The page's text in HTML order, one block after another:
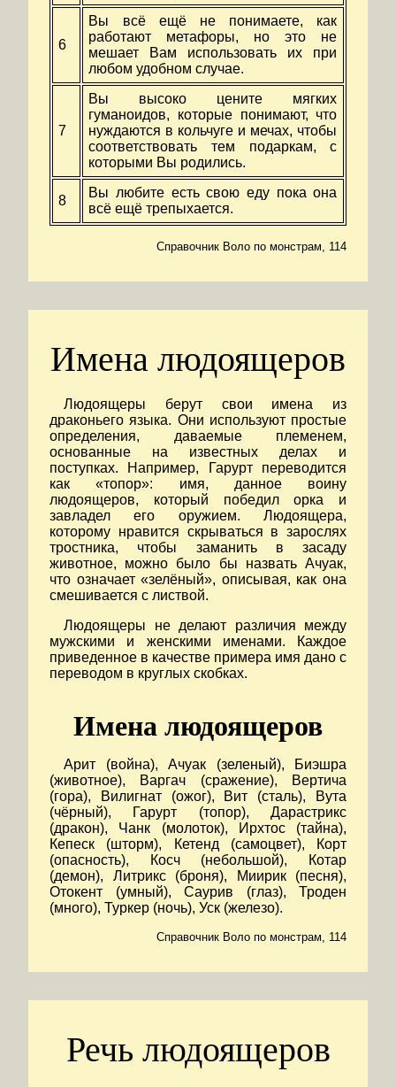
6
Вы всё ещё не понимаете, как
работают метафоры, но это не
мешает Вам использовать их при
любом удобном случае.
7
Вы высоко цените мягких
гуманоидов, которые понимают, что
нуждаются в кольчуге и мечах, чтобы
соответствовать тем подаркам, с
которыми Вы родились.
8
Вы любите есть свою еду пока она
всё ещё трепыхается.
Справочник Воло по монстрам, 114
Имена людоящеров
Людоящеры берут свои имена из
драконьего языка. Они используют простые
определения, даваемые племенем,
основанные на известных делах и
поступках. Например, Гарурт переводится
как «топор»: имя, данное воину
людоящеров, который победил орка и
завладел его оружием. Людоящера,
которому нравится скрываться в зарослях
тростника, чтобы заманить в засаду
животное, можно было бы назвать Ачуак,
что означает «зелёный», описывая, как она
смешивается с листвой.
Людоящеры не делают различия между
мужскими и женскими именами. Каждое
приведенное в качестве примера имя дано с
переводом в круглых скобках.
Имена людоящеров
Арит (война), Ачуак (зеленый), Биэшра
(животное), Варгач (сражение), Вертича
(гора), Вилигнат (ожог), Вит (сталь), Вута
(чёрный), Гарурт (топор), Дарастрикс
(дракон), Чанк (молоток), Ирхтос (тайна),
Кепеск (шторм), Кетенд (самоцвет), Корт
(опасность), Косч (небольшой), Котар
(демон), Литрикс (броня), Миирик (песня),
Отокент (умный), Саурив (глаз), Троден
(много), Туркер (ночь), Уск (железо).
Справочник Воло по монстрам, 114
Речь людоящеров